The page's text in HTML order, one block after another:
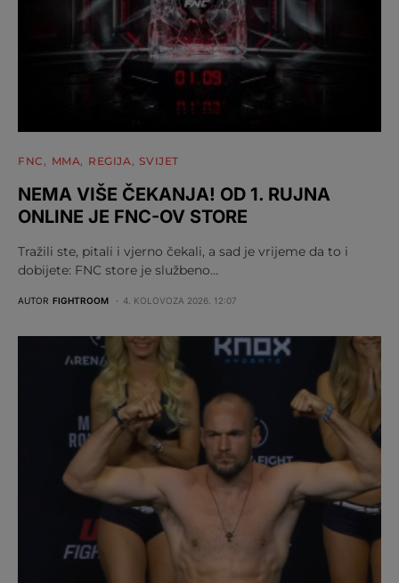
FNC MMA REGIJA SVIJET
NEMA VIŠE ČEKANJA! OD 1. RUJNA
ONLINE JE FNC-OV STORE
Tražili ste, pitali i vjerno čekali, a sad je vrijeme da to i
dobijete: FNC store je službeno…
AUTOR FIGHTROOM 4. KOLOVOZA 2026. 12:07